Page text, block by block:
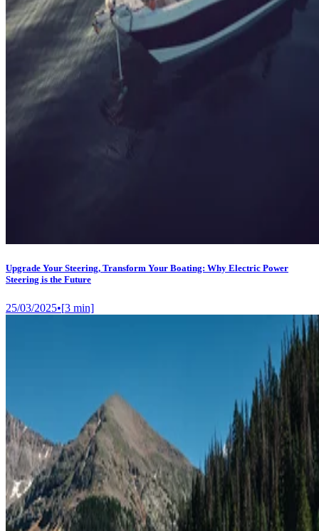
Upgrade Your Steering, Transform Your Boating: Why Electric Power
Steering is the Future
25/03/2025•[3 min]